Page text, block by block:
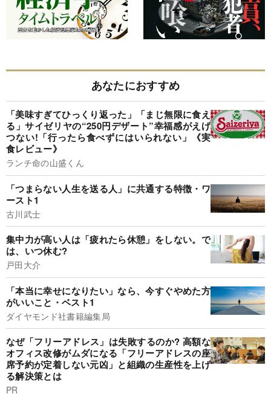
あなたにおすすめ
「美味すぎてひっくり返った」「まじ無限に食え
る」サイゼリヤの“250円デザート”幸福感がえげ
つない!「行ったら食べずにはいられない」《実
食レビュー》
ランチ命の山盛くん
「つまらない人生を送る人」に共通する特徴・ワ
ースト1
古川武士
集中力が高い人は「疲れたら休憩」をしない。で
は、いつ休む?
戸田大介
「本当に幸せになりたい」なら、今すぐやめた方
がいいこと・ベスト1
ダイヤモンド社書籍編集局
なぜ「フリーアドレス」は失敗するのか? 高額な
オフィス改修がムダになる「フリーアドレスの座
席予約が定着しない元凶」と組織の生産性を上げ
る解決策とは
PR